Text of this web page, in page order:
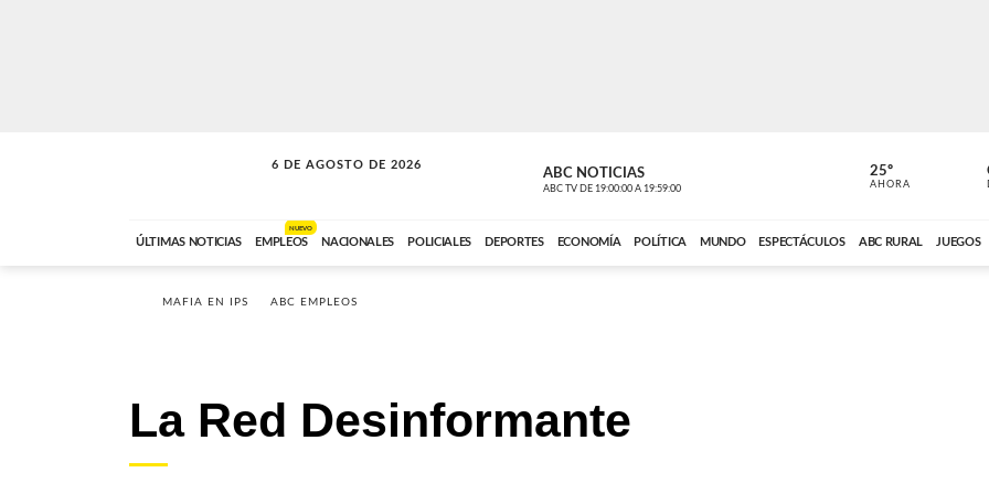
6 DE AGOSTO DE 2026
SOLO MÚSICA ABC NOTICIAS
ABC TV DE 19:00:00 A 19:59:00
CARDINAL
ABC CARDINAL
25º
AHORA
ÚLTIMAS NOTICIAS EMPLEOS
NUEVO
NACIONALES POLICIALES DEPORTES ECONOMÍA POLÍTICA MUNDO ESPECTÁCULOS ABC RURAL JUEGOS
MAFIA EN IPS ABC EMPLEOS
La Red Desinformante